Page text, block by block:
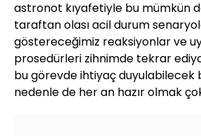
astronot kıyafetiyle bu mümkün
taraftan olası acil durum
göstereceğimiz reaksiyonlar ve
prosedürleri zihnimde tekrar
bu görevde ihtiyaç duyulabilecek
nedenle de her an hazır olmak